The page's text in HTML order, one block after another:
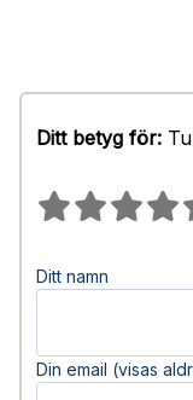
Ditt betyg för:
Ditt namn
Din email (visas